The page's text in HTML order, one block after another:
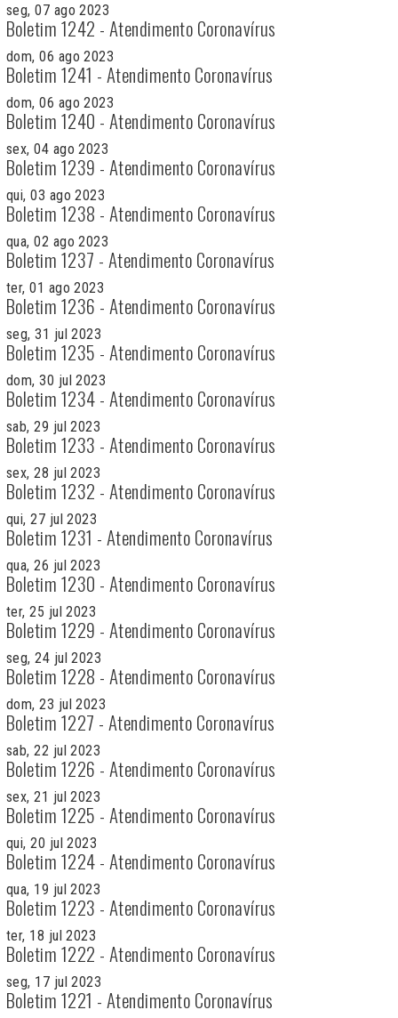
seg, 07 ago 2023
Boletim 1242 - Atendimento Coronavírus
dom, 06 ago 2023
Boletim 1241 - Atendimento Coronavírus
dom, 06 ago 2023
Boletim 1240 - Atendimento Coronavírus
sex, 04 ago 2023
Boletim 1239 - Atendimento Coronavírus
qui, 03 ago 2023
Boletim 1238 - Atendimento Coronavírus
qua, 02 ago 2023
Boletim 1237 - Atendimento Coronavírus
ter, 01 ago 2023
Boletim 1236 - Atendimento Coronavírus
seg, 31 jul 2023
Boletim 1235 - Atendimento Coronavírus
dom, 30 jul 2023
Boletim 1234 - Atendimento Coronavírus
sab, 29 jul 2023
Boletim 1233 - Atendimento Coronavírus
sex, 28 jul 2023
Boletim 1232 - Atendimento Coronavírus
qui, 27 jul 2023
Boletim 1231 - Atendimento Coronavírus
qua, 26 jul 2023
Boletim 1230 - Atendimento Coronavírus
ter, 25 jul 2023
Boletim 1229 - Atendimento Coronavírus
seg, 24 jul 2023
Boletim 1228 - Atendimento Coronavírus
dom, 23 jul 2023
Boletim 1227 - Atendimento Coronavírus
sab, 22 jul 2023
Boletim 1226 - Atendimento Coronavírus
sex, 21 jul 2023
Boletim 1225 - Atendimento Coronavírus
qui, 20 jul 2023
Boletim 1224 - Atendimento Coronavírus
qua, 19 jul 2023
Boletim 1223 - Atendimento Coronavírus
ter, 18 jul 2023
Boletim 1222 - Atendimento Coronavírus
seg, 17 jul 2023
Boletim 1221 - Atendimento Coronavírus